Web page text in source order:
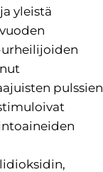
yleistä
pulssien